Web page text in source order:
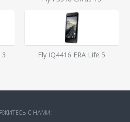
3 Fly IQ4416 ERA Life 5
С НАМИ: